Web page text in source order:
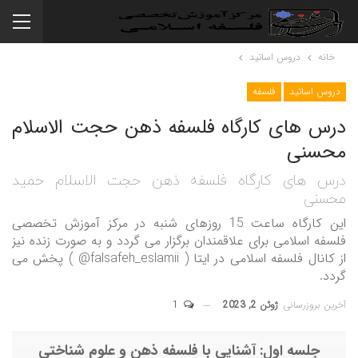
خانه دروس اساتید
دروس اساتید فلسفه
درس های کارگاه فلسفه ذهن حجت الاسلام
محسنی
درس های کارگاه فلسفه ذهن حجت الاسلام حمید
محسنی
این کارگاه ساعت 15 روزهای شنبه در مرکز آموزش تخصصی
فلسفه اسلامی برای علاقمندان برگزار می گردد و به صورت زنده نیز
از کانال فلسفه اسلامی در ایتا ( falsafeh_eslamii@ ) پخش می
گردد.
آخرین بروزرسانی ژوئن 2, 2023
جلسه اول: آشنایی با فلسفه ذهن و علوم شناختی